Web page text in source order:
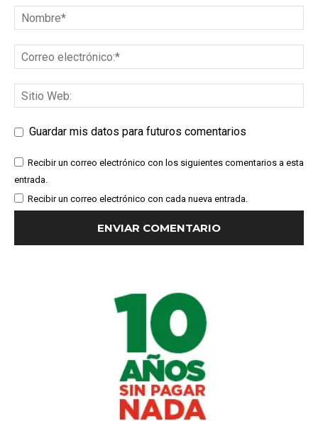
Guardar mis datos para futuros comentarios
Recibir un correo electrónico con los siguientes comentarios a esta
entrada.
Recibir un correo electrónico con cada nueva entrada.